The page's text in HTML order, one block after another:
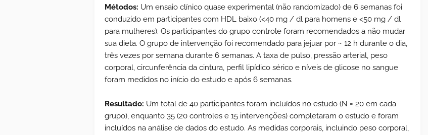
Métodos: Um ensaio clínico quase experimental (não randomizado) de 6 semanas foi
conduzido em participantes com HDL baixo (<40 mg / dl para homens e <50 mg / dl
para mulheres). Os participantes do grupo controle foram recomendados a não mudar
sua dieta. O grupo de intervenção foi recomendado para jejuar por ~ 12 h durante o dia,
três vezes por semana durante 6 semanas. A taxa de pulso, pressão arterial, peso
corporal, circunferência da cintura, perfil lipídico sérico e níveis de glicose no sangue
foram medidos no início do estudo e após 6 semanas.
Resultado: Um total de 40 participantes foram incluídos no estudo (N = 20 em cada
grupo), enquanto 35 (20 controles e 15 intervenções) completaram o estudo e foram
incluídos na análise de dados do estudo. As medidas corporais, incluindo peso corporal,